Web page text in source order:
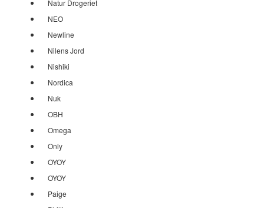
Natur Drogeriet
NEO
Newline
Nilens Jord
Nishiki
Nordica
Nuk
OBH
Omega
Only
OYOY
OYOY
Paige